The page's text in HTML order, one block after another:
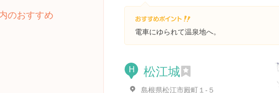
のおすすめ
電車にゆられて温泉地へ。
H 松江城
島根県松江市殿町１-５